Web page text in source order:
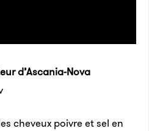
d’Ascania-Nova
cheveux poivre et sel en